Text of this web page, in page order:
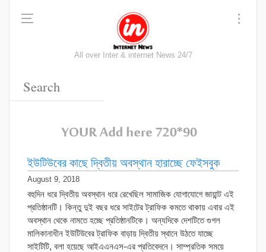
All over Inter & internet News 24/7
ইউটিউবের কাছে দ্বিতীয় অবস্থান হারাচ্ছে ফেইসবুক
August 9, 2018
বহুদিন ধরে দ্বিতীয় অবস্থান ধরে রেখেছিল সামাজিক যোগাযোগে জায়ান্ট এই
প্রতিষ্ঠানটি। কিন্তু দুই বছর ধরে সাইটের ট্রাফিক কমতে থাকায় এবার এই
অবস্থান থেকে নামতে হচ্ছে প্রতিষ্ঠানটিকে। অন্যদিকে দেশটিতে গুগল
মালিকানাধীন ইউটিউবের ট্রাফিক বাড়ায় দ্বিতীয় স্থানে উঠতে যাচ্ছে
সাইটিটি, বলা হয়েছে আইএএনএস-এর প্রতিবেদনে। সাম্প্রতিক সময়ে